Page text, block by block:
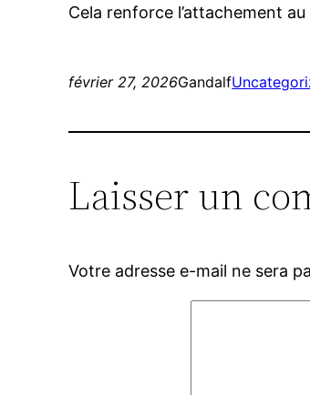
Cela renforce l’attachement
février 27, 2026Gandalf
Laisser un
Votre adresse e-mail ne sera